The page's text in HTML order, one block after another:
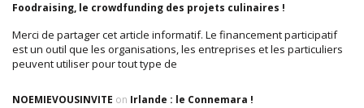
Foodraising, le crowdfunding des projets culinaires !
Merci de partager cet article informatif. Le financement participatif
est un outil que les organisations, les entreprises et les particuliers
peuvent utiliser pour tout type de
NOEMIEVOUSINVITE on Irlande : le Connemara !